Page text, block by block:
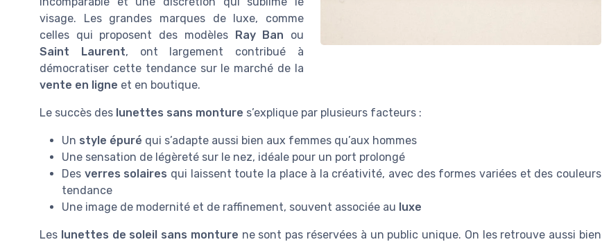
visage. Les grandes marques de luxe, comme
celles qui proposent des modèles Ray Ban ou
Saint Laurent, ont largement contribué à
démocratiser cette tendance sur le marché de la
vente en ligne et en boutique.
Le succès des lunettes sans monture s’explique par plusieurs facteurs :
Un style épuré qui s’adapte aussi bien aux femmes qu’aux hommes
Une sensation de légèreté sur le nez, idéale pour un port prolongé
Des verres solaires qui laissent toute la place à la créativité, avec des formes variées et des couleurs
tendance
Une image de modernité et de raffinement, souvent associée au luxe
Les lunettes de soleil sans monture ne sont pas réservées à un public unique. On les retrouve aussi bien